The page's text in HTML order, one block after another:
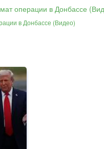
в Донбассе (Видео)